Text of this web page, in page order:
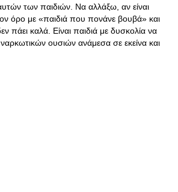
των παιδιών. Να αλλάξω, αν είναι
όρο με «παιδιά που πονάνε βουβά» και
πάει καλά. Είναι παιδιά με δυσκολία να
ουσιών ανάμεσα σε εκείνα και